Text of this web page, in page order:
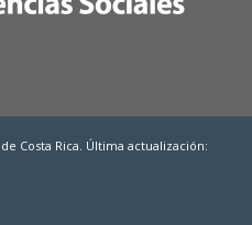
Costa Rica. Última actualización: